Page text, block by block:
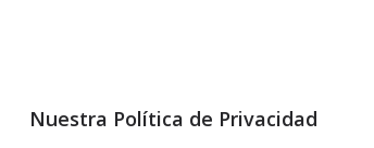
Nuestra Política de Privacidad